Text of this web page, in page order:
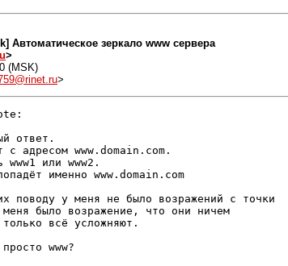
Автоматическое зеркало www сервера
>
(MSK)
>
ответ.
адресом www.domain.com.
или www2.
именно www.domain.com
у меня не было возражений с точки
было возражение, что они ничем
всё усложняют.
www?